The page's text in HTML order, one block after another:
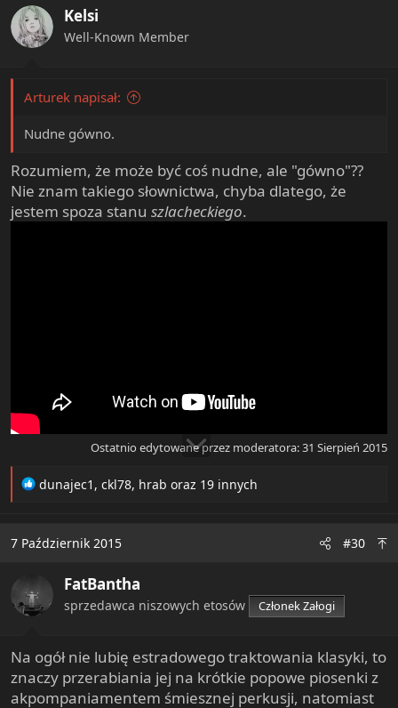
Kelsi
Well-Known Member
Arturek napisał:
Nudne gówno.
Rozumiem, że może być coś nudne, ale "gówno"??
Nie znam takiego słownictwa, chyba dlatego, że
jestem spoza stanu szlacheckiego.
Ostatnio edytowane przez moderatora:31 Sierpień 2015
R
c
t
o
n
s
dunajec1 , ckl78, hrab oraz 19 innych
7 Październik 2015 #30
FatBantha
sprzedawca niszowych etosów Członek Załogi
Na ogół nie lubię estradowego traktowania klasyki, to
znaczy przerabiania jej na krótkie popowe piosenki z
akpompaniamentem śmiesznej perkusji, natomiast